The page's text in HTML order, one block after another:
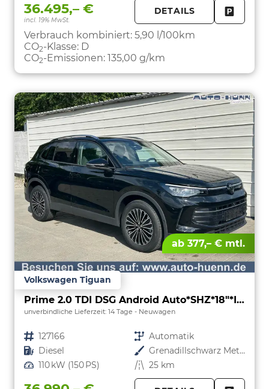
36.495,– €
incl. 19% MwSt.
DETAILS
Verbrauch kombiniert: 5,90 l/100km
CO2-Klasse: D
CO2-Emissionen: 135,00 g/km
ab 377,– € mtl.
Volkswagen Tiguan
Prime 2.0 TDI DSG Android Auto*SHZ*18"*IQ Drive*360°*ACC*Keyless*LED Plus*Design Paket
unverbindliche Lieferzeit: 14 Tage Neuwagen
Fahrzeugnr. 127166 Getriebe Automatik
Kraftstoff Diesel Außenfarbe
Grenadillschwarz Metallic
Leistung 110 kW (150 PS) Kilometerstand 25 km